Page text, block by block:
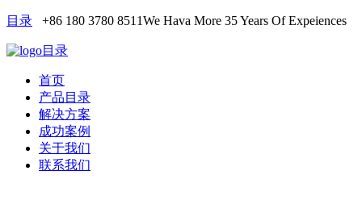
目录 +86 180 3780 8511We Hava More 35 Years Of Expeiences
目录
首页
产品目录
解决方案
成功案例
关于我们
联系我们